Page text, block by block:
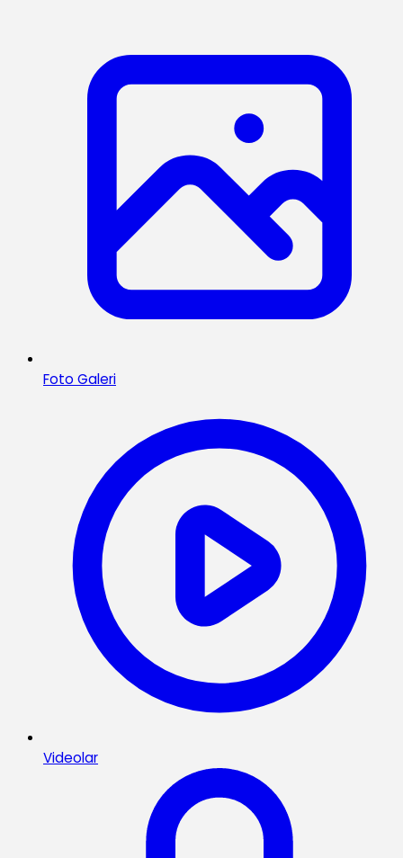
Foto Galeri
Videolar